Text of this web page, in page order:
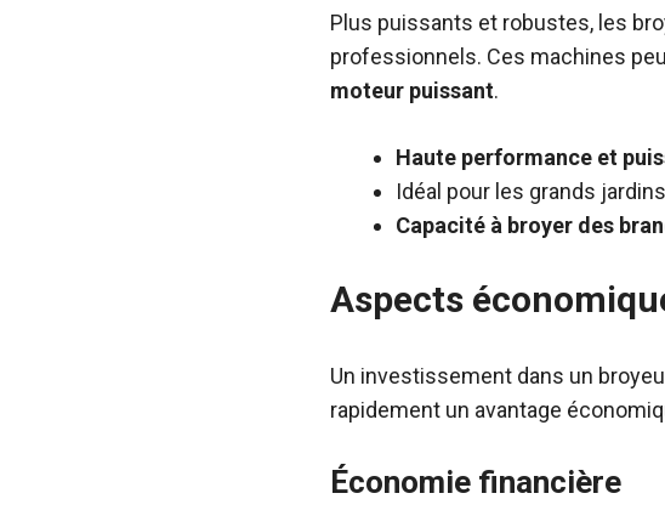
Plus puissants et robustes, les
professionnels. Ces machines
moteur puissant.
Haute performance et
Idéal pour les grands
Capacité à broyer des
Aspects
Un investissement dans un
rapidement un avantage
Économie financière